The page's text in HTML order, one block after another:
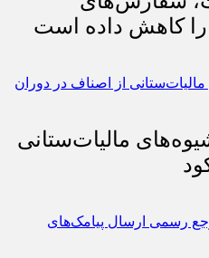
کاهش داده است
مالیات‌ستانی